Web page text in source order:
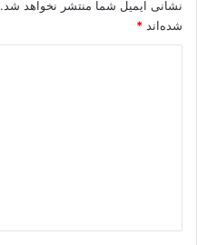
نشانی ایمیل شما منتشر نخواهد شد.
شده‌اند *